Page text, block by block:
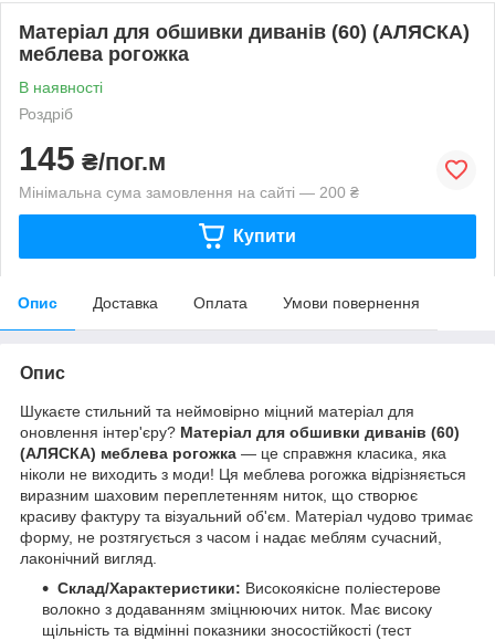
Матеріал для обшивки диванів (60) (АЛЯСКА)
меблева рогожка
В наявності
Роздріб
145 ₴/пог.м
Мінімальна сума замовлення на сайті — 200 ₴
Купити
Опис Доставка Оплата Умови повернення
Опис
Шукаєте стильний та неймовірно міцний матеріал для
оновлення інтер'єру? Матеріал для обшивки диванів (60)
(АЛЯСКА) меблева рогожка — це справжня класика, яка
ніколи не виходить з моди! Ця меблева рогожка відрізняється
виразним шаховим переплетенням ниток, що створює
красиву фактуру та візуальний об'єм. Матеріал чудово тримає
форму, не розтягується з часом і надає меблям сучасний,
лаконічний вигляд.
Склад/Характеристики: Високоякісне поліестерове
волокно з додаванням зміцнюючих ниток. Має високу
щільність та відмінні показники зносостійкості (тест